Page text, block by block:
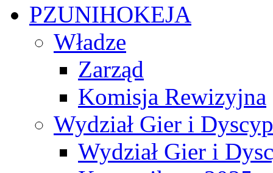
PZUNIHOKEJA
Władze
Zarząd
Komisja Rewizyjna
Wydział Gier i
Wydział Gier i